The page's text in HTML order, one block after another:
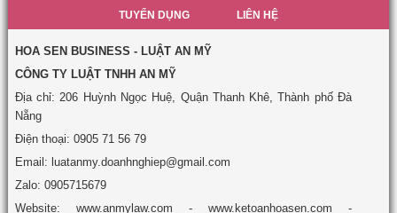
TUYỂN DỤNG LIÊN HỆ
HOA SEN BUSINESS - LUẬT AN MỸ
CÔNG TY LUẬT TNHH AN MỸ
Địa chỉ: 206 Huỳnh Ngọc Huệ, Quận Thanh Khê, Thành phố Đà
Nẵng
Điện thoại: 0905 71 56 79
Email: luatanmy.doanhnghiep@gmail.com
Zalo: 0905715679
Website: www.anmylaw.com - www.ketoanhoasen.com -